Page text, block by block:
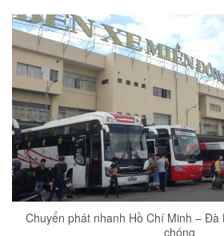
Chuyển phát nhanh Hồ Chí Minh –
chóng